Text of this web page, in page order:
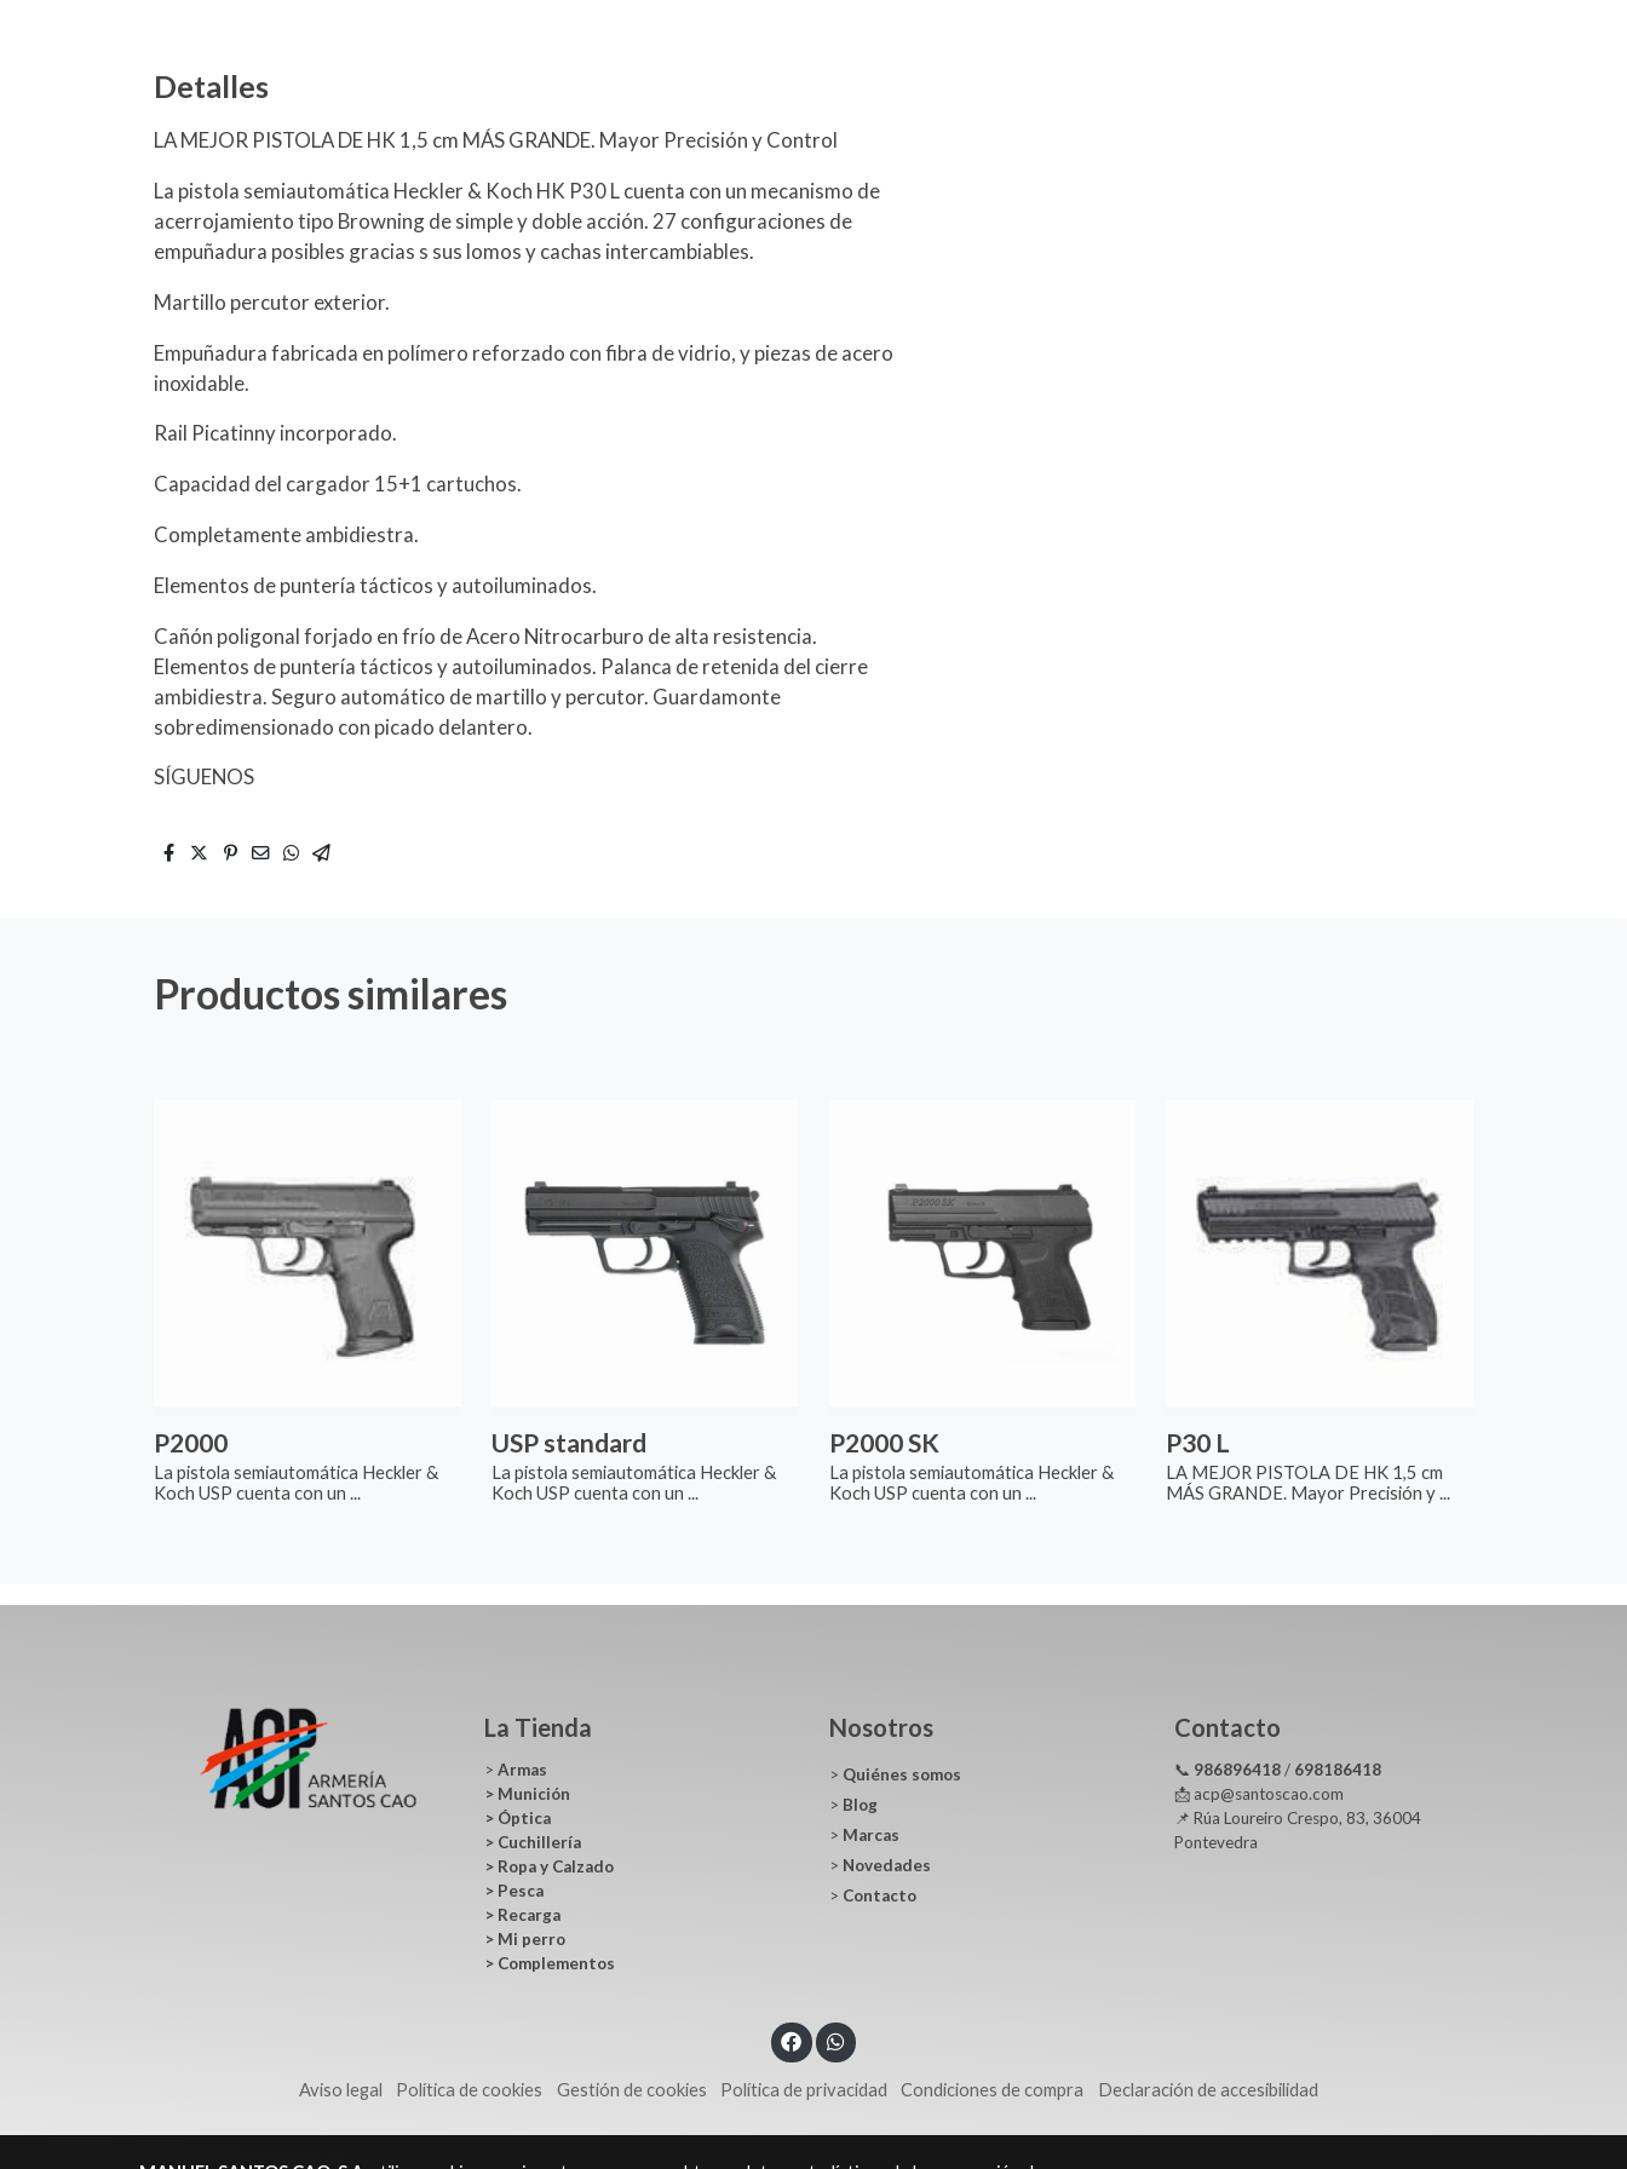
Detalles
LA MEJOR PISTOLA DE HK 1,5 cm MÁS GRANDE. Mayor Precisión y Control
La pistola semiautomática Heckler & Koch HK P30 L cuenta con un mecanismo de
acerrojamiento tipo Browning de simple y doble acción. 27 configuraciones de
empuñadura posibles gracias s sus lomos y cachas intercambiables.
Martillo percutor exterior.
Empuñadura fabricada en polímero reforzado con fibra de vidrio, y piezas de acero
inoxidable.
Rail Picatinny incorporado.
Capacidad del cargador 15+1 cartuchos.
Completamente ambidiestra.
Elementos de puntería tácticos y autoiluminados.
Cañón poligonal forjado en frío de Acero Nitrocarburo de alta resistencia.
Elementos de puntería tácticos y autoiluminados. Palanca de retenida del cierre
ambidiestra. Seguro automático de martillo y percutor. Guardamonte
sobredimensionado con picado delantero.
SÍGUENOS
Productos similares
P2000
La pistola semiautomática Heckler &
Koch USP cuenta con un ...
USP standard
La pistola semiautomática Heckler &
Koch USP cuenta con un ...
P2000 SK
La pistola semiautomática Heckler &
Koch USP cuenta con un ...
P30 L
LA MEJOR PISTOLA DE HK 1,5 cm
MÁS GRANDE. Mayor Precisión y ...
La Tienda
> Armas
> Munición
> Óptica
> Cuchillería
> Ropa y Calzado
> Pesca
> Recarga
> Mi perro
> Complementos
Nosotros
> Quiénes somos
> Blog
> Marcas
> Novedades
> Contacto
Contacto
📞 986896418/ 698186418
📩 acp@santoscao.com
📌 Rúa Loureiro Crespo, 83, 36004
Pontevedra
Aviso legal Política de cookies Gestión de cookies Política de privacidad Condiciones de compra Declaración de accesibilidad